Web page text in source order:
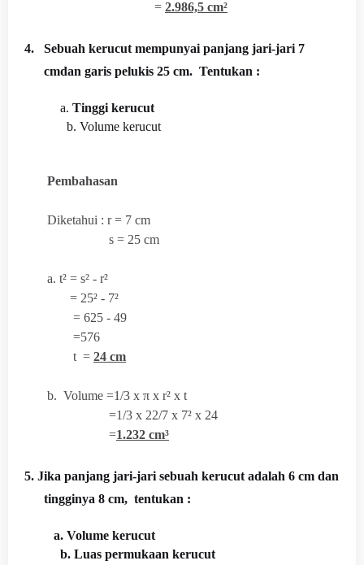
= 2.986,5 cm²
4.
Sebuah kerucut mempunyai panjang jari-jari 7
cmdan garis pelukis 25 cm. Tentukan :
a. Tinggi kerucut
b. Volume kerucut
Pembahasan
Diketahui : r = 7 cm
s = 25 cm
a. t² = s² - r²
= 25² - 7²
= 625 - 49
=576
t = 24 cm
b. Volume =1/3 x π x r² x t
=1/3 x 22/7 x 7² x 24
=1.232 cm³
5. Jika panjang jari-jari sebuah kerucut adalah 6 cm dan
tingginya 8 cm, tentukan :
a. Volume kerucut
b. Luas permukaan kerucut